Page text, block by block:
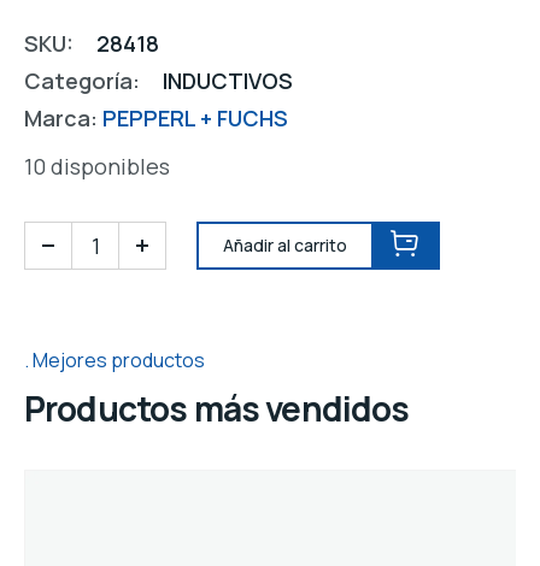
SKU:
28418
Categoría:
INDUCTIVOS
Marca: PEPPERL + FUCHS
10 disponibles
Añadir al carrito
Mejores productos
Productos más vendidos